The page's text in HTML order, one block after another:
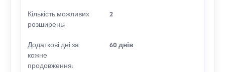
Кількість можливих
розширень:
2
Додаткові дні за
кожне
продовження:
60 днів